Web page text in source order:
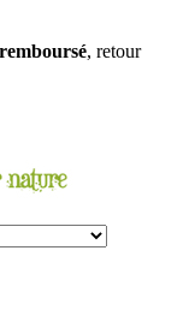
, retour